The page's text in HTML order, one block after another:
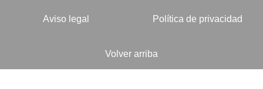
Aviso legal Política de privacidad
Volver arriba